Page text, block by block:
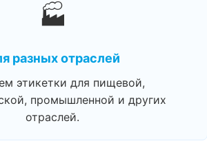
🏭
разных отраслей
этикетки для пищевой,
промышленной и других
отраслей.